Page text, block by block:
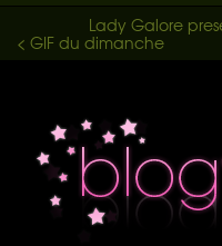
Lady Galore
< GIF du dimanche